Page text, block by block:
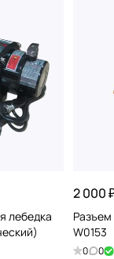
лебедка
2 000
W0153
0 0